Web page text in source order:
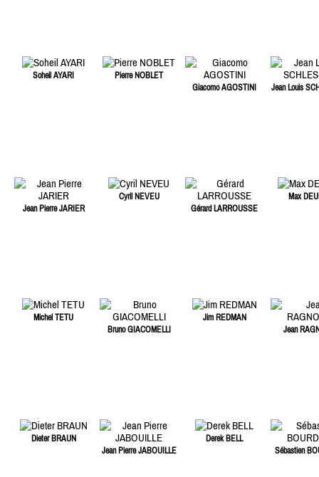
Soheil AYARI
Pierre NOBLET
Giacomo AGOSTINI
Jean Louis
Jean Pierre JARIER
Cyril NEVEU
Gérard LARROUSSE
Max
Michel TETU
Bruno GIACOMELLI
Jim REDMAN
Jean
Dieter BRAUN
Jean Pierre JABOUILLE
Derek BELL
Sébastien